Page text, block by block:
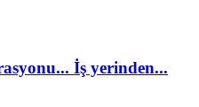
İş yerinden...